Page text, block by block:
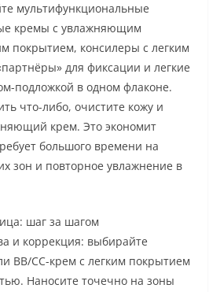
мультифункциональные
кремы с увлажняющим
покрытием, консилеры с легким
для фиксации и легкие
подложкой в одном флаконе.
что-либо, очистите кожу и
крем. Это экономит
большого времени на
зон и повторное увлажнение в
шаг за шагом
и коррекция: выбирайте
ВВ/СС-крем с легким покрытием
Наносите точечно на зоны